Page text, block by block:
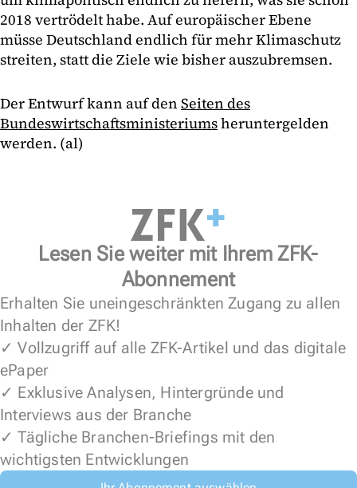
2018 vertrödelt habe. Auf europäischer Ebene
müsse Deutschland endlich für mehr Klimaschutz
streiten, statt die Ziele wie bisher auszubremsen.
Der Entwurf kann auf den Seiten des
Bundeswirtschaftsministeriumsheruntergelden
werden. (al)
Lesen Sie weiter mit Ihrem ZFK-
Abonnement
Erhalten Sie uneingeschränkten Zugang zu allen
Inhalten der ZFK!
✓ Vollzugriff auf alle ZFK-Artikel und das digitale
ePaper
✓ Exklusive Analysen, Hintergründe und
Interviews aus der Branche
✓ Tägliche Branchen-Briefings mit den
wichtigsten Entwicklungen